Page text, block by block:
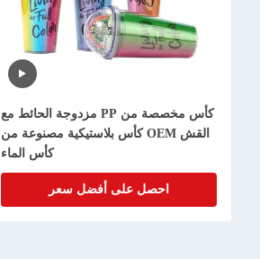
كأس مخصصة من PP مزدوجة الحائط مع
القش OEM كأس بلاستيكية مصنوعة من
كأس الماء
احصل على أفضل سعر